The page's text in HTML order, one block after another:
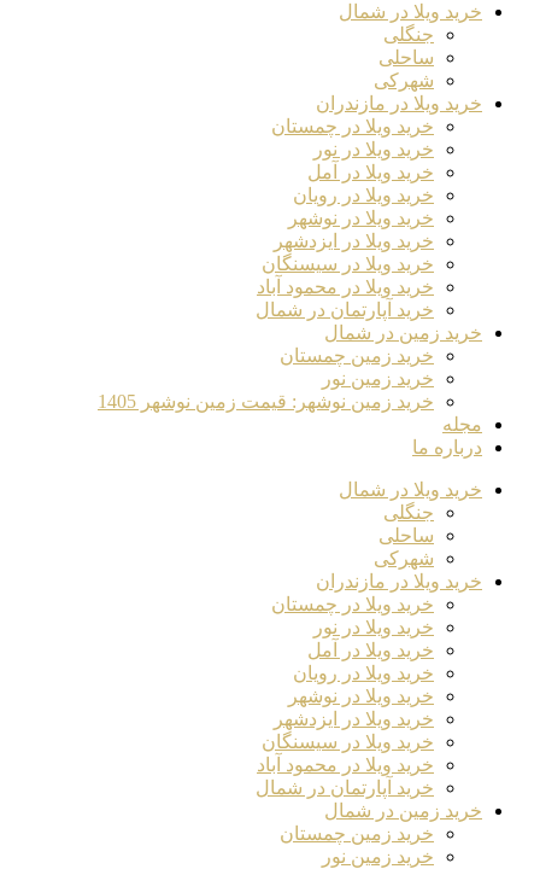
خرید ویلا در شمال
جنگلی
ساحلی
شهرکی
خرید ویلا در مازندران
خرید ویلا در چمستان
خرید ویلا در نور
خرید ویلا در آمل
خرید ویلا در رویان
خرید ویلا در نوشهر
خرید ویلا در ایزدشهر
خرید ویلا در سیسنگان
خرید ویلا در محمود آباد
خرید آپارتمان در شمال
خرید زمین در شمال
خرید زمین چمستان
خرید زمین نور
خرید زمین نوشهر: قیمت زمین نوشهر 1405
مجله
درباره ما
خرید ویلا در شمال
جنگلی
ساحلی
شهرکی
خرید ویلا در مازندران
خرید ویلا در چمستان
خرید ویلا در نور
خرید ویلا در آمل
خرید ویلا در رویان
خرید ویلا در نوشهر
خرید ویلا در ایزدشهر
خرید ویلا در سیسنگان
خرید ویلا در محمود آباد
خرید آپارتمان در شمال
خرید زمین در شمال
خرید زمین چمستان
خرید زمین نور